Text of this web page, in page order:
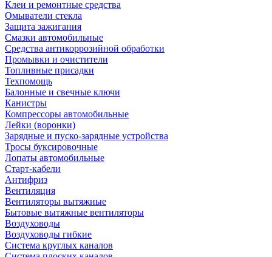
Клеи и ремонтные средства
Омыватели стекла
Защита зажигания
Смазки автомобильные
Средства антикоррозийной обработки
Промывки и очистители
Топливные присадки
Техпомощь
Балонные и свечные ключи
Канистры
Компрессоры автомобильные
Лейки (воронки)
Зарядные и пуско-зарядные устройства
Тросы буксировочные
Лопаты автомобильные
Старт-кабели
Антифриз
Вентиляция
Вентиляторы вытяжные
Бытовые вытяжные вентиляторы
Воздуховоды
Воздуховоды гибкие
Система круглых каналов